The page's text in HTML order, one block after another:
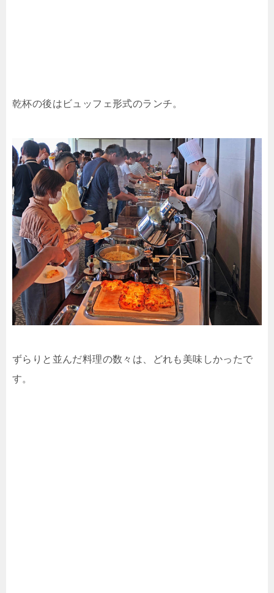
乾杯の後はビュッフェ形式のランチ。
ずらりと並んだ料理の数々は、どれも美味しかったで
す。